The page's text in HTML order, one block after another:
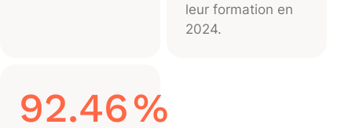
leur formation en
2024.
92.46%